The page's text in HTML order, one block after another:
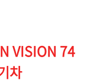
VISION 74
차